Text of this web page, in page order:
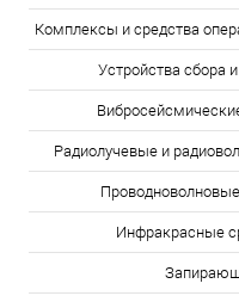
Комплексы и средства
Устройства сбора
Радиолучевые и
Инфракрасные